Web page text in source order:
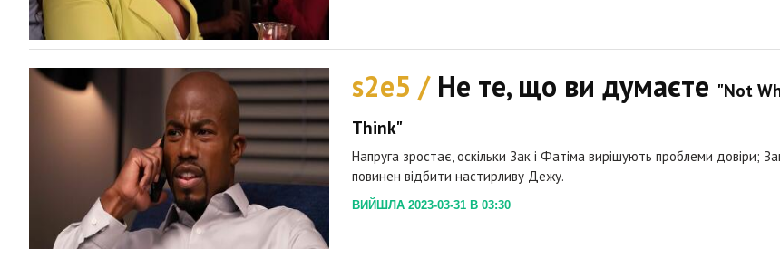
s2e5 / Не те, що ви думаєте "Not
Think"
Напруга зростає, оскільки Зак і Фатіма вирішують проблеми довіри;
повинен відбити настирливу Дежу.
ВИЙШЛА 2023-03-31 В 03:30